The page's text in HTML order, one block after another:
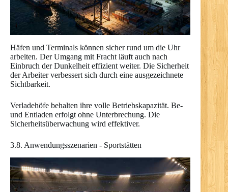
Häfen und Terminals können sicher rund um die Uhr
arbeiten. Der Umgang mit Fracht läuft auch nach
Einbruch der Dunkelheit effizient weiter. Die Sicherheit
der Arbeiter verbessert sich durch eine ausgezeichnete
Sichtbarkeit.
Verladehöfe behalten ihre volle Betriebskapazität. Be-
und Entladen erfolgt ohne Unterbrechung. Die
Sicherheitsüberwachung wird effektiver.
3.8. Anwendungsszenarien - Sportstätten